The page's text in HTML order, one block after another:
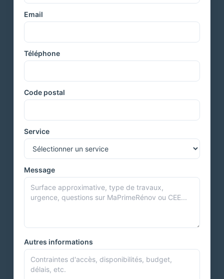
Email
Téléphone
Code postal
Service
Message
Autres informations